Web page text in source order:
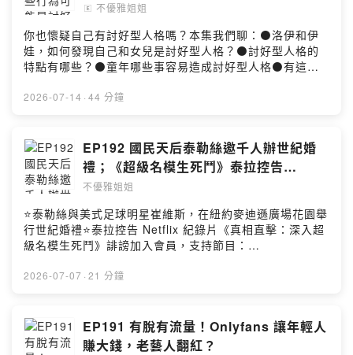
🄴 不優雅姐姐
你也懷疑自己有討好型人格嗎？本集我們聊：⚫️洛伊和伊
娃，如何發現自己和女兒是討好型人格？⚫️討好型人格的
特點有哪些？⚫️童年哪些事容易造成討好型人格⚫️有這樣
持節目： https://unclassyladies.firstory.io/join留言告訴
ieq2v/commentsPowered by Firstory Hosting
2026-07-14 · 44 分鐘
EP192 國民天后泰勒絲邀千人辦世紀婚
禮；《超級名模生死鬥》泰拉控告
Netflix 紀錄片誹謗
不優雅姐姐
⭐泰勒絲與美式足球明星崔維斯，在紐約麥迪遜廣場花園舉
行世紀婚禮⭐泰拉控告 Netflix 紀錄片《真相直擊：深入超
級名模生死鬥》誹謗加入會員，支持節目：
一集的想法：
2026-07-07 · 21 分鐘
EP191 有脫有流量！Onlyfans 讓年輕人
賺大錢，老藝人翻紅？